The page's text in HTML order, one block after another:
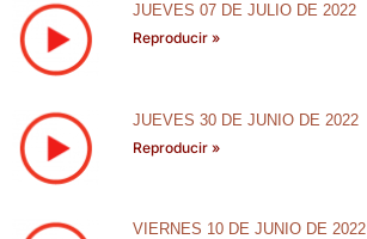
JUEVES 07 DE JULIO DE 2022
Reproducir »
JUEVES 30 DE JUNIO DE 2022
Reproducir »
VIERNES 10 DE JUNIO DE 2022